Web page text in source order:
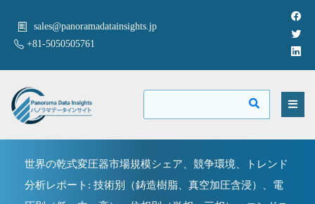
sales@panoramadatainsights.jp
+81-5050505761
世界の乾式変圧器市場規模シェア、競争環境、トレンド
分析レポート: 技術別（鋳造樹脂、真空加圧含浸）、電